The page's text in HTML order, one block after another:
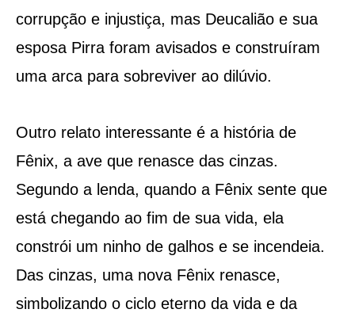
corrupção e injustiça, mas Deucalião e sua
esposa Pirra foram avisados e construíram
uma arca para sobreviver ao dilúvio.
Outro relato interessante é a história de
Fênix, a ave que renasce das cinzas.
Segundo a lenda, quando a Fênix sente que
está chegando ao fim de sua vida, ela
constrói um ninho de galhos e se incendeia.
Das cinzas, uma nova Fênix renasce,
simbolizando o ciclo eterno da vida e da